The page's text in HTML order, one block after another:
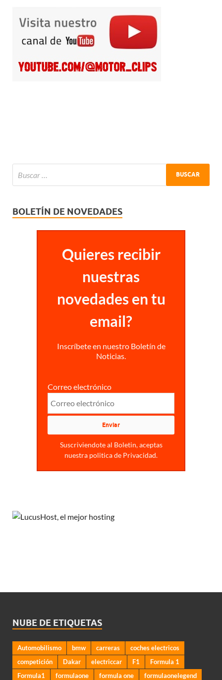
BOLETÍN DE NOVEDADES
Quieres recibir
nuestras
novedades en tu
email?
Inscríbete en nuestro Boletín de
Noticias.
Correo electrónico
Suscriviendote al Boletin, aceptas
nuestra politica de Privacidad.
NUBE DE ETIQUETAS
Automobilismo bmw carreras
coches electricos
competición
Dakar electriccar F1
Formula 1
Formula1
formulaone formula one
formulaonelegend